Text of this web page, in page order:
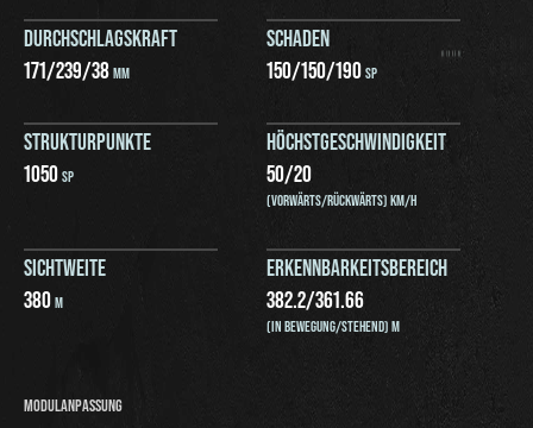
DURCHSCHLAGSKRAFT
171/239/38MM
SCHADEN
150/150/190SP
STRUKTURPUNKTE
1050SP
HÖCHSTGESCHWINDIGKEIT
50/20
(VORWÄRTS/RÜCKWÄRTS) KM/H
SICHTWEITE
380M
ERKENNBARKEITSBEREICH
382.2/361.66
(IN BEWEGUNG/STEHEND) M
MODULANPASSUNG